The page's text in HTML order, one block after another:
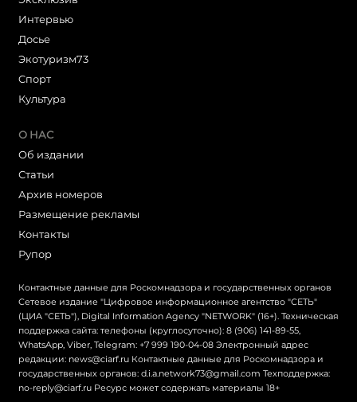
Интервью
Досье
Экотуризм73
Cпорт
Культура
О НАС
Об издании
Статьи
Архив номеров
Размещение рекламы
Контакты
Рупор
Контактные данные для Роскомнадзора и государственных органов
Сетевое издание "Цифровое информационное агентство "СЕТЬ"
(ЦИА "СЕТЬ"), Digital Information Agency "NETWORK" (16+). Техническая
поддержка сайта: телефоны (круглосуточно): 8 (906) 141-89-55,
WhatsApp, Viber, Telegram: +7 999 190-04-08 Электронный адрес
редакции: news@ciarf.ru Контактные данные для Роскомнадзора и
государственных органов: d.i.a.network73@gmail.com Техподдержка:
no-reply@ciarf.ru Ресурс может содержать материалы 18+